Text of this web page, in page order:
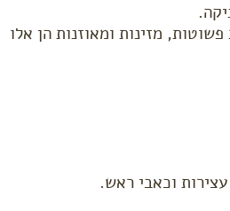
מזינות ומאוזנות הן אלו
וכאבי ראש.